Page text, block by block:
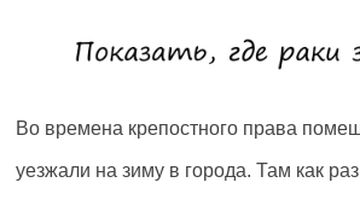
Во времена крепостного права
уезжали на зиму в города. Там как